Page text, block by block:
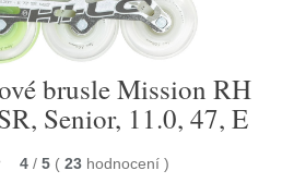
brusle Mission RH
Senior, 11.0, 47, E
4 / 5 ( 23 hodnocení )